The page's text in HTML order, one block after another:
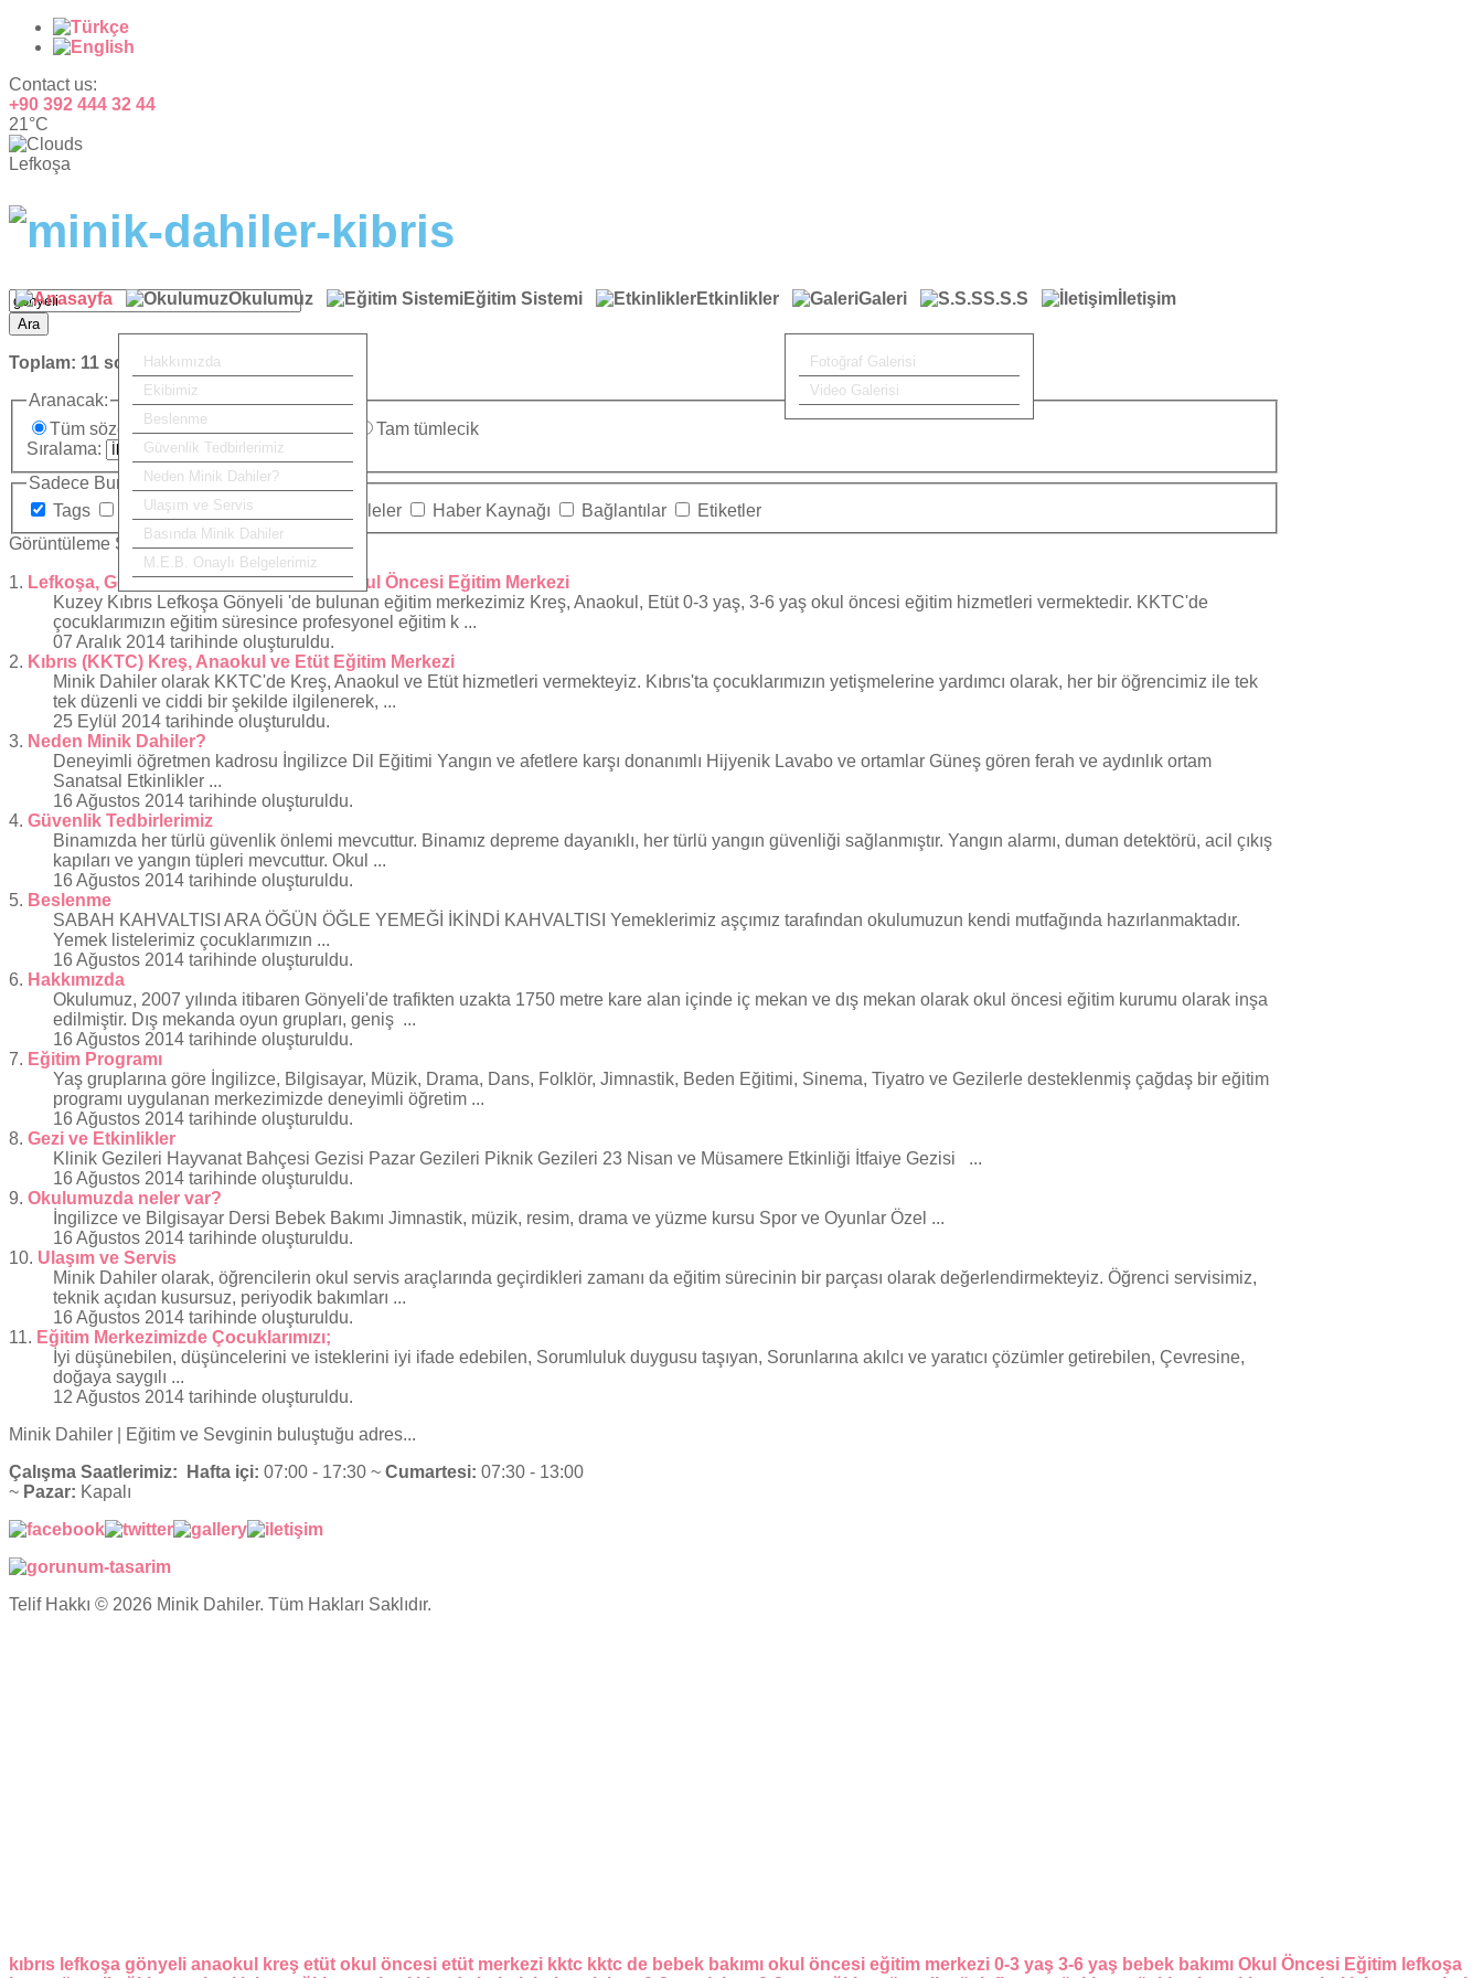
Contact us:
+90 392 444 32 44
21°C
Lefkoşa
Okulumuz
Hakkımızda
Ekibimiz
Beslenme
Güvenlik Tedbirlerimiz
Neden Minik Dahiler?
Ulaşım ve Servis
Basında Minik Dahiler
M.E.B. Onaylı Belgelerimiz
Eğitim Sistemi Etkinlikler Galeri
Fotoğraf Galerisi
Video Galerisi
S.S.S İletişim
Ara
Toplam: 11 sonuç bulundu.
Aranacak:
Tüm sözcükler
Herhangi bir sözcük
Tam tümlecik
Sıralama:
Sadece Burada Ara:
Tags
Kategoriler İletişim Makaleler Haber Kaynağı Bağlantılar
Etiketler
Görüntüleme Sayısı
1. Lefkoşa, Gönyeli Kreş, Etüt, Anaokul, Okul Öncesi Eğitim Merkezi
Kuzey Kıbrıs Lefkoşa Gönyeli 'de bulunan eğitim merkezimiz Kreş, Anaokul, Etüt 0-3 yaş, 3-6 yaş okul öncesi eğitim hizmetleri vermektedir. KKTC'de
çocuklarımızın eğitim süresince profesyonel eğitim k ...
07 Aralık 2014 tarihinde oluşturuldu.
2. Kıbrıs (KKTC) Kreş, Anaokul ve Etüt Eğitim Merkezi
Minik Dahiler olarak KKTC'de Kreş, Anaokul ve Etüt hizmetleri vermekteyiz. Kıbrıs'ta çocuklarımızın yetişmelerine yardımcı olarak, her bir öğrencimiz ile tek
tek düzenli ve ciddi bir şekilde ilgilenerek, ...
25 Eylül 2014 tarihinde oluşturuldu.
3. Neden Minik Dahiler?
Deneyimli öğretmen kadrosu İngilizce Dil Eğitimi Yangın ve afetlere karşı donanımlı Hijyenik Lavabo ve ortamlar Güneş gören ferah ve aydınlık ortam
Sanatsal Etkinlikler ...
16 Ağustos 2014 tarihinde oluşturuldu.
4. Güvenlik Tedbirlerimiz
Binamızda her türlü güvenlik önlemi mevcuttur. Binamız depreme dayanıklı, her türlü yangın güvenliği sağlanmıştır. Yangın alarmı, duman detektörü, acil çıkış
kapıları ve yangın tüpleri mevcuttur. Okul ...
16 Ağustos 2014 tarihinde oluşturuldu.
5. Beslenme
SABAH KAHVALTISI ARA ÖĞÜN ÖĞLE YEMEĞİ İKİNDİ KAHVALTISI Yemeklerimiz aşçımız tarafından okulumuzun kendi mutfağında hazırlanmaktadır.
Yemek listelerimiz çocuklarımızın ...
16 Ağustos 2014 tarihinde oluşturuldu.
6. Hakkımızda
Okulumuz, 2007 yılında itibaren Gönyeli'de trafikten uzakta 1750 metre kare alan içinde iç mekan ve dış mekan olarak okul öncesi eğitim kurumu olarak inşa
edilmiştir. Dış mekanda oyun grupları, geniş ...
16 Ağustos 2014 tarihinde oluşturuldu.
7. Eğitim Programı
Yaş gruplarına göre İngilizce, Bilgisayar, Müzik, Drama, Dans, Folklör, Jimnastik, Beden Eğitimi, Sinema, Tiyatro ve Gezilerle desteklenmiş çağdaş bir eğitim
programı uygulanan merkezimizde deneyimli öğretim ...
16 Ağustos 2014 tarihinde oluşturuldu.
8. Gezi ve Etkinlikler
Klinik Gezileri Hayvanat Bahçesi Gezisi Pazar Gezileri Piknik Gezileri 23 Nisan ve Müsamere Etkinliği İtfaiye Gezisi ...
16 Ağustos 2014 tarihinde oluşturuldu.
9. Okulumuzda neler var?
İngilizce ve Bilgisayar Dersi Bebek Bakımı Jimnastik, müzik, resim, drama ve yüzme kursu Spor ve Oyunlar Özel ...
16 Ağustos 2014 tarihinde oluşturuldu.
10. Ulaşım ve Servis
Minik Dahiler olarak, öğrencilerin okul servis araçlarında geçirdikleri zamanı da eğitim sürecinin bir parçası olarak değerlendirmekteyiz. Öğrenci servisimiz,
teknik açıdan kusursuz, periyodik bakımları ...
16 Ağustos 2014 tarihinde oluşturuldu.
11. Eğitim Merkezimizde Çocuklarımızı;
İyi düşünebilen, düşüncelerini ve isteklerini iyi ifade edebilen, Sorumluluk duygusu taşıyan, Sorunlarına akılcı ve yaratıcı çözümler getirebilen, Çevresine,
doğaya saygılı ...
12 Ağustos 2014 tarihinde oluşturuldu.
Minik Dahiler | Eğitim ve Sevginin buluştuğu adres...
Çalışma Saatlerimiz:
Hafta içi: 07:00 - 17:30 ~ Cumartesi: 07:30 - 13:00
~ Pazar: Kapalı
Telif Hakkı © 2026 Minik Dahiler. Tüm Hakları Saklıdır.
kıbrıs lefkoşa gönyeli anaokul kreş etüt okul öncesi etüt merkezi kktc kktc de bebek bakımı okul öncesi eğitim merkezi 0-3 yaş 3-6 yaş bebek bakımı Okul Öncesi Eğitim lefkoşa